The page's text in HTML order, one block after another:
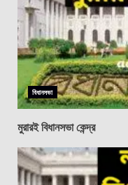
বিধানসভা
মুরারই বিধানসভা কেন্দ্র